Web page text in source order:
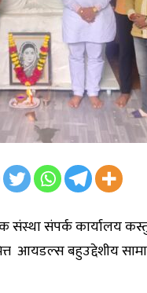
संपर्क कार्यालय
आयडल्स बहुउद्देशीय